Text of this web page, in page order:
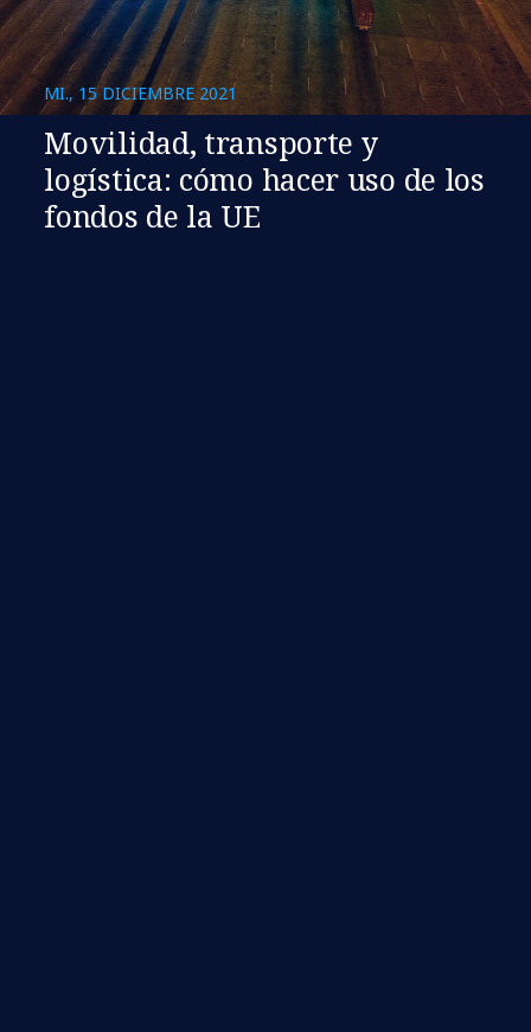
MI., 15 DICIEMBRE 2021
Movilidad, transporte y
logística: cómo hacer uso de los
fondos de la UE